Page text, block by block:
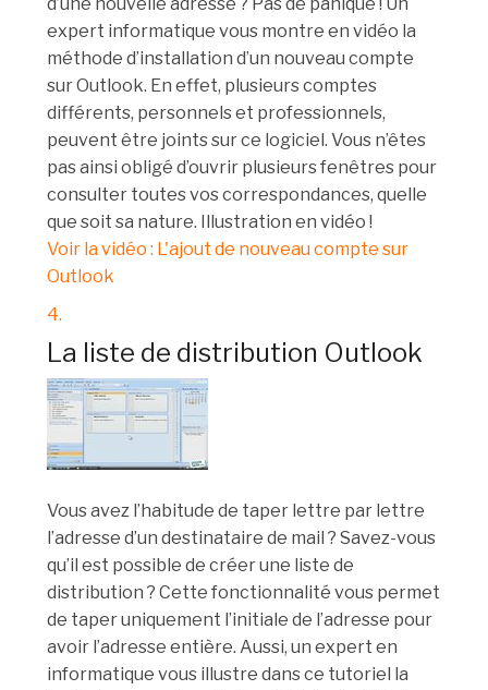
d’une nouvelle adresse ? Pas de panique ! Un
expert informatique vous montre en vidéo la
méthode d’installation d’un nouveau compte
sur Outlook. En effet, plusieurs comptes
différents, personnels et professionnels,
peuvent être joints sur ce logiciel. Vous n’êtes
pas ainsi obligé d’ouvrir plusieurs fenêtres pour
consulter toutes vos correspondances, quelle
que soit sa nature. Illustration en vidéo !
Voir la vidéo : L'ajout de nouveau compte sur
Outlook
4.
La liste de distribution Outlook
Vous avez l’habitude de taper lettre par lettre
l’adresse d’un destinataire de mail ? Savez-vous
qu’il est possible de créer une liste de
distribution ? Cette fonctionnalité vous permet
de taper uniquement l’initiale de l’adresse pour
avoir l’adresse entière. Aussi, un expert en
informatique vous illustre dans ce tutoriel la